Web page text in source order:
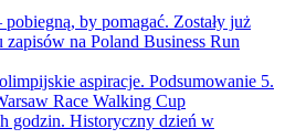
pobiegną, by pomagać. Zostały już
na Poland Business Run
aspiracje. Podsumowanie 5.
Race Walking Cup
godzin. Historyczny dzień w